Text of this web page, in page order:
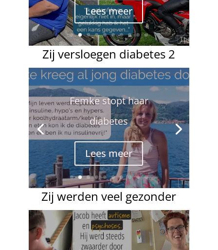
Lees meer
Zij versloegen diabetes 2
Manja heeft spijt van haar
maagverkleining
Lees meer
Zij werden veel gezonder
Afvallen met een